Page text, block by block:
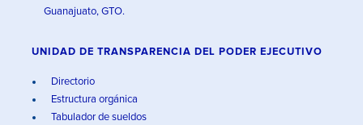
Guanajuato, GTO.
UNIDAD DE TRANSPARENCIA DEL PODER EJECUTIVO
Directorio
Estructura orgánica
Tabulador de sueldos